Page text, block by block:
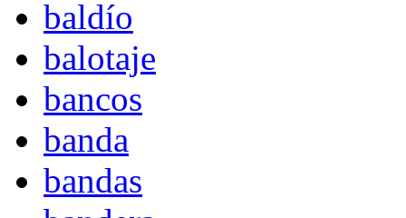
baldío
balotaje
bancos
banda
bandas